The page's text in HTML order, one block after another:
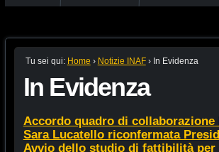
Tu sei qui: Home › Notizie INAF › In Evidenza
In Evidenza
Accordo quadro di
Sara Lucatello riconfermata
Avvio dello studio di fattibilità per